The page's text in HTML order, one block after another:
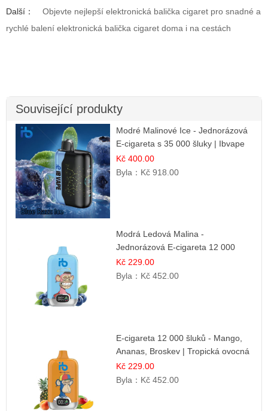
Další：
Objevte nejlepší elektronická balička cigaret pro snadné a
rychlé balení elektronická balička cigaret doma i na cestách
Související produkty
Modré Malinové Ice - Jednorázová
E-cigareta s 35 000 šluky | Ibvape
Kč 400.00
Byla： Kč 918.00
Modrá Ledová Malina -
Jednorázová E-cigareta 12 000
šluků | Osvěžující Bobulová Příchuť
Kč 229.00
Byla： Kč 452.00
E-cigareta 12 000 šluků - Mango,
Ananas, Broskev | Tropická ovocná
směs
Kč 229.00
Byla： Kč 452.00